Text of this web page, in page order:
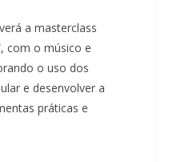
a masterclass
com o músico e
o uso dos
e desenvolver a
práticas e